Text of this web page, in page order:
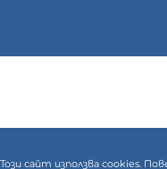
Този сайт използва cookies.